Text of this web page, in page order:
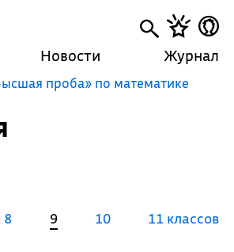
Новости Журнал
проба» по математике
8 9 10 11 классов